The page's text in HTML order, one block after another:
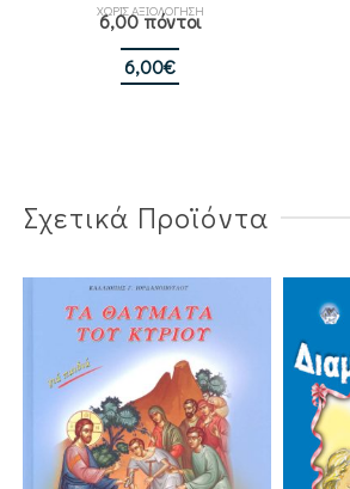
ΧΩΡΙΣ ΑΞΙΟΛΟΓΗΣΗ
6,00 πόντοι
6,00€
Σχετικά Προϊόντα